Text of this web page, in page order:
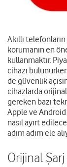
Akıllı
korumanın en
kullanmaktır.
cihazı
de güvenlik
cihazlarda
gereken bazı
Apple ve
nasıl ayırt
adım adım ele
Orijinal